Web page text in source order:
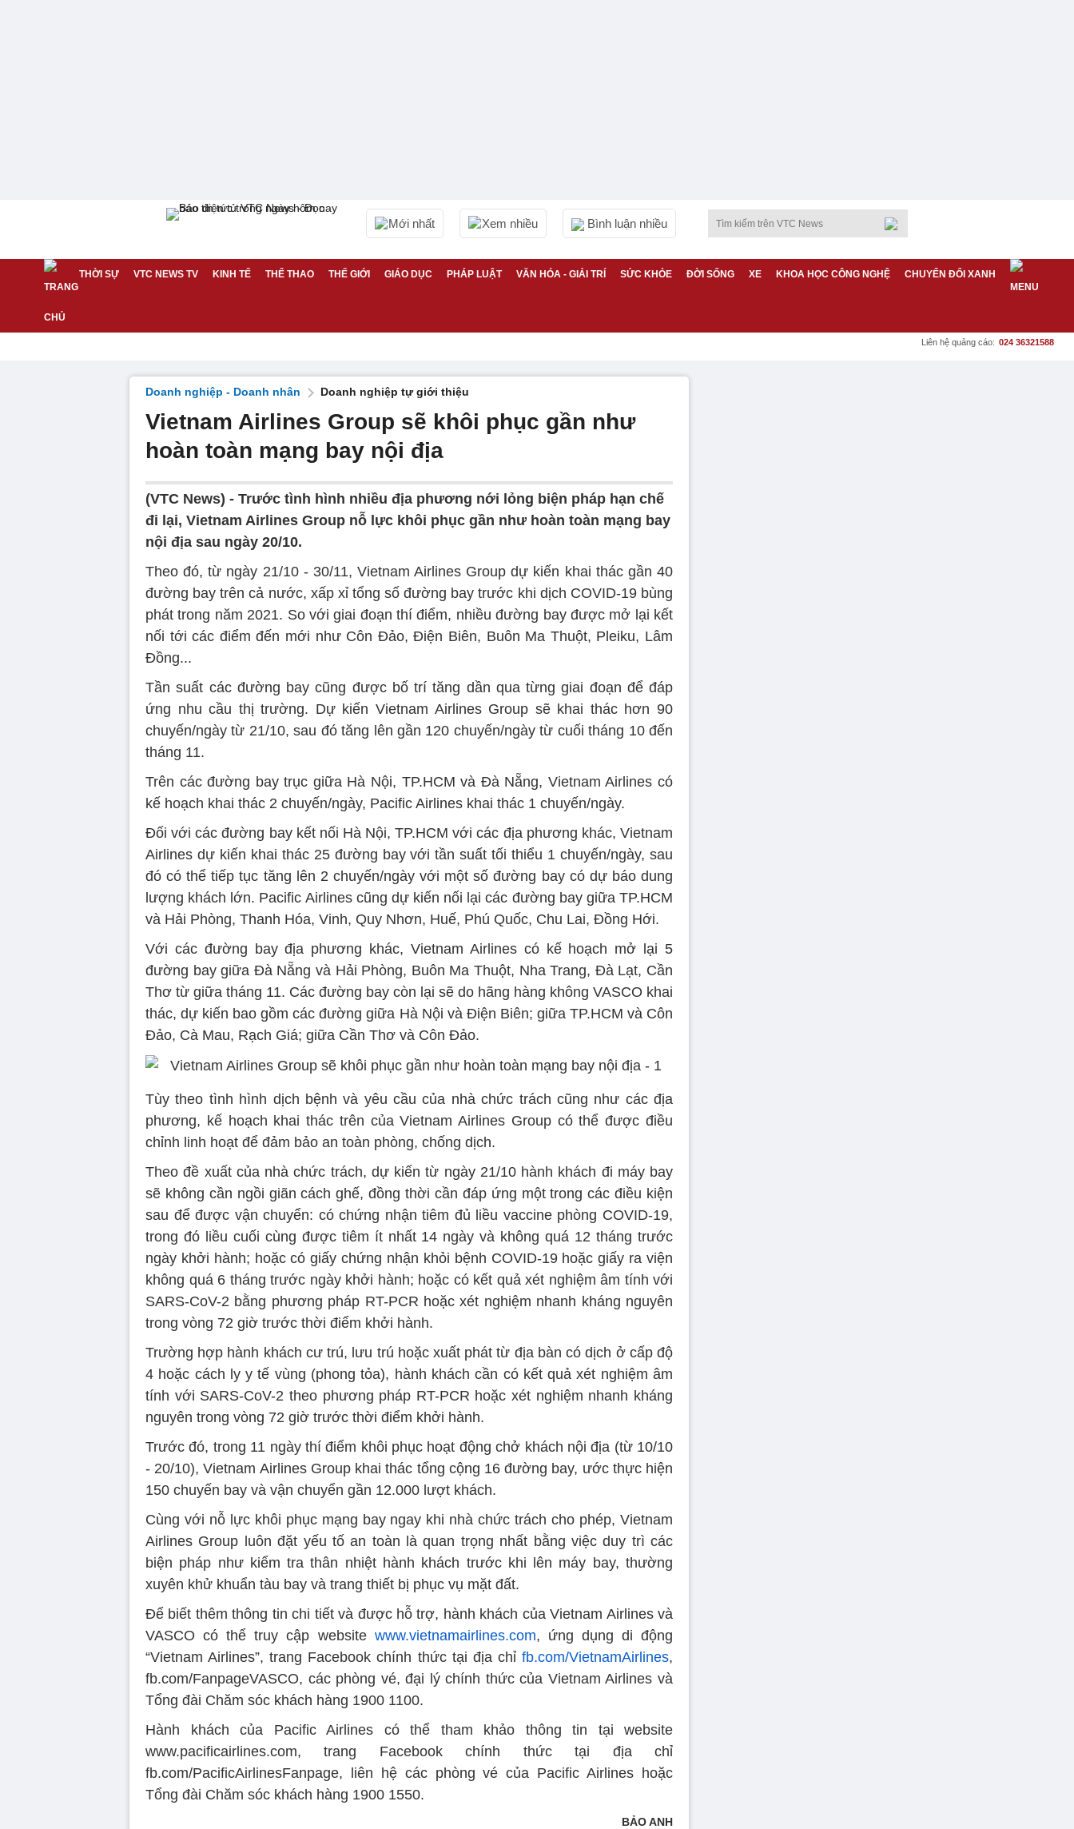
Mới nhất Xem nhiều Bình luận nhiều
THỜI SỰ VTC NEWS TV KINH TẾ THỂ THAO THẾ GIỚI GIÁO DỤC PHÁP LUẬT VĂN HÓA - GIẢI TRÍ SỨC KHỎE ĐỜI SỐNG XE KHOA HỌC CÔNG NGHỆ CHUYỂN ĐỔI XANH
Liên hệ quảng cáo: 024 36321588
Doanh nghiệp - Doanh nhân Doanh nghiệp tự giới thiệu
Vietnam Airlines Group sẽ khôi phục gần như
hoàn toàn mạng bay nội địa
(VTC News) - Trước tình hình nhiều địa phương nới lỏng biện pháp hạn chế
đi lại, Vietnam Airlines Group nỗ lực khôi phục gần như hoàn toàn mạng bay
nội địa sau ngày 20/10.
Theo đó, từ ngày 21/10 - 30/11, Vietnam Airlines Group dự kiến khai thác gần 40
đường bay trên cả nước, xấp xỉ tổng số đường bay trước khi dịch COVID-19 bùng
phát trong năm 2021. So với giai đoạn thí điểm, nhiều đường bay được mở lại kết
nối tới các điểm đến mới như Côn Đảo, Ðiện Biên, Buôn Ma Thuột, Pleiku, Lâm
Đồng...
Tần suất các đường bay cũng được bố trí tăng dần qua từng giai đoạn để đáp
ứng nhu cầu thị trường. Dự kiến Vietnam Airlines Group sẽ khai thác hơn 90
chuyến/ngày từ 21/10, sau đó tăng lên gần 120 chuyến/ngày từ cuối tháng 10 đến
tháng 11.
Trên các đường bay trục giữa Hà Nội, TP.HCM và Đà Nẵng, Vietnam Airlines có
kế hoạch khai thác 2 chuyến/ngày, Pacific Airlines khai thác 1 chuyến/ngày.
Đối với các đường bay kết nối Hà Nội, TP.HCM với các địa phương khác, Vietnam
Airlines dự kiến khai thác 25 đường bay với tần suất tối thiểu 1 chuyến/ngày, sau
đó có thể tiếp tục tăng lên 2 chuyến/ngày với một số đường bay có dự báo dung
lượng khách lớn. Pacific Airlines cũng dự kiến nối lại các đường bay giữa TP.HCM
và Hải Phòng, Thanh Hóa, Vinh, Quy Nhơn, Huế, Phú Quốc, Chu Lai, Đồng Hới.
Với các đường bay địa phương khác, Vietnam Airlines có kế hoạch mở lại 5
đường bay giữa Đà Nẵng và Hải Phòng, Buôn Ma Thuột, Nha Trang, Đà Lạt, Cần
Thơ từ giữa tháng 11. Các đường bay còn lại sẽ do hãng hàng không VASCO khai
thác, dự kiến bao gồm các đường giữa Hà Nội và Điện Biên; giữa TP.HCM và Côn
Đảo, Cà Mau, Rạch Giá; giữa Cần Thơ và Côn Đảo.
Tùy theo tình hình dịch bệnh và yêu cầu của nhà chức trách cũng như các địa
phương, kế hoạch khai thác trên của Vietnam Airlines Group có thể được điều
chỉnh linh hoạt để đảm bảo an toàn phòng, chống dịch.
Theo đề xuất của nhà chức trách, dự kiến từ ngày 21/10 hành khách đi máy bay
sẽ không cần ngồi giãn cách ghế, đồng thời cần đáp ứng một trong các điều kiện
sau để được vận chuyển: có chứng nhận tiêm đủ liều vaccine phòng COVID-19,
trong đó liều cuối cùng được tiêm ít nhất 14 ngày và không quá 12 tháng trước
ngày khởi hành; hoặc có giấy chứng nhận khỏi bệnh COVID-19 hoặc giấy ra viện
không quá 6 tháng trước ngày khởi hành; hoặc có kết quả xét nghiệm âm tính với
SARS-CoV-2 bằng phương pháp RT-PCR hoặc xét nghiệm nhanh kháng nguyên
trong vòng 72 giờ trước thời điểm khởi hành.
Trường hợp hành khách cư trú, lưu trú hoặc xuất phát từ địa bàn có dịch ở cấp độ
4 hoặc cách ly y tế vùng (phong tỏa), hành khách cần có kết quả xét nghiệm âm
tính với SARS-CoV-2 theo phương pháp RT-PCR hoặc xét nghiệm nhanh kháng
nguyên trong vòng 72 giờ trước thời điểm khởi hành.
Trước đó, trong 11 ngày thí điểm khôi phục hoạt động chở khách nội địa (từ 10/10
- 20/10), Vietnam Airlines Group khai thác tổng cộng 16 đường bay, ước thực hiện
150 chuyến bay và vận chuyển gần 12.000 lượt khách.
Cùng với nỗ lực khôi phục mạng bay ngay khi nhà chức trách cho phép, Vietnam
Airlines Group luôn đặt yếu tố an toàn là quan trọng nhất bằng việc duy trì các
biện pháp như kiểm tra thân nhiệt hành khách trước khi lên máy bay, thường
xuyên khử khuẩn tàu bay và trang thiết bị phục vụ mặt đất.
Để biết thêm thông tin chi tiết và được hỗ trợ, hành khách của Vietnam Airlines và
VASCO có thể truy cập website www.vietnamairlines.com, ứng dụng di động
“Vietnam Airlines”, trang Facebook chính thức tại địa chỉ fb.com/VietnamAirlines,
fb.com/FanpageVASCO, các phòng vé, đại lý chính thức của Vietnam Airlines và
Tổng đài Chăm sóc khách hàng 1900 1100.
Hành khách của Pacific Airlines có thể tham khảo thông tin tại website
www.pacificairlines.com, trang Facebook chính thức tại địa chỉ
fb.com/PacificAirlinesFanpage, liên hệ các phòng vé của Pacific Airlines hoặc
Tổng đài Chăm sóc khách hàng 1900 1550.
BẢO ANH